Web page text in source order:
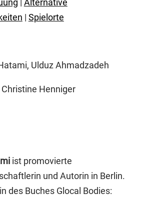
| Alternative
| Spielorte
Ulduz Ahmadzadeh
Henniger
ist promovierte
und Autorin in Berlin.
des Buches Glocal Bodies: